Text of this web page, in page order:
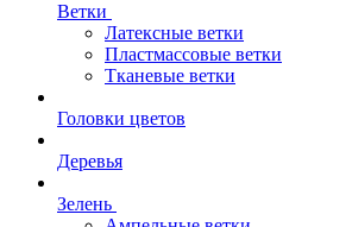
Ветки
Латексные ветки
Пластмассовые ветки
Тканевые ветки
Головки цветов
Деревья
Зелень